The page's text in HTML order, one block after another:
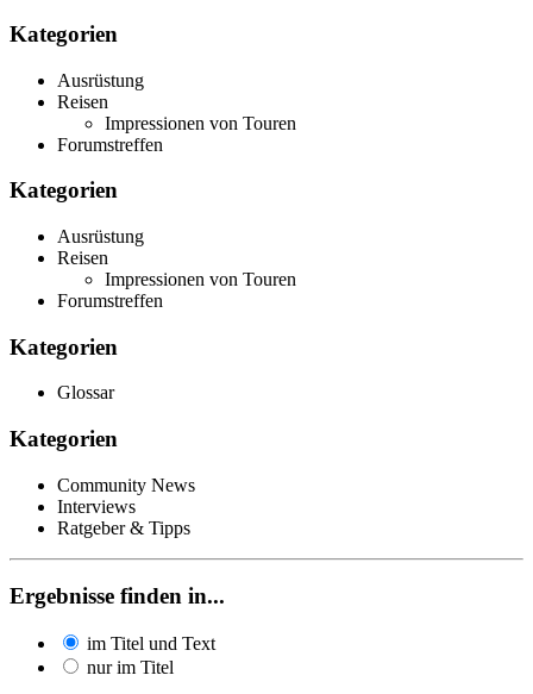
Kategorien
Ausrüstung
Reisen
Impressionen von Touren
Forumstreffen
Kategorien
Ausrüstung
Reisen
Impressionen von Touren
Forumstreffen
Kategorien
Glossar
Kategorien
Community News
Interviews
Ratgeber & Tipps
Ergebnisse finden in...
im Titel und Text
nur im Titel